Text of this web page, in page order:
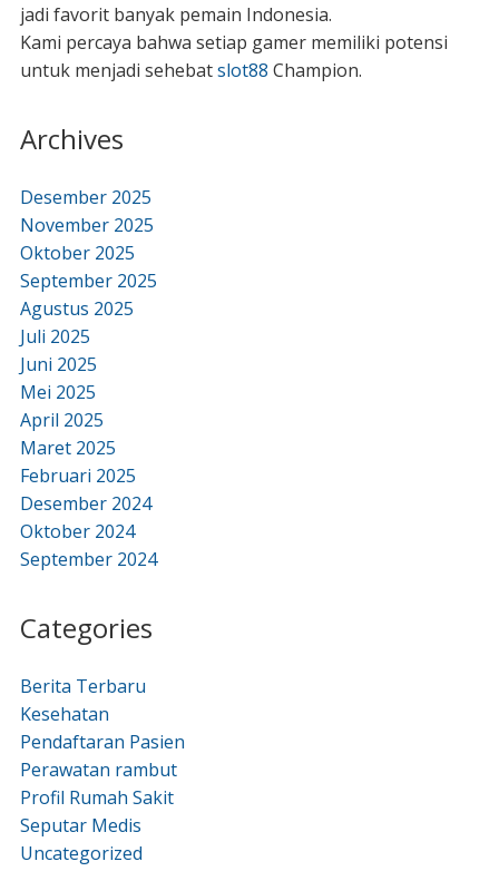
jadi favorit banyak pemain Indonesia.
Kami percaya bahwa setiap gamer memiliki potensi
untuk menjadi sehebatslot88 Champion.
Archives
Desember 2025
November 2025
Oktober 2025
September 2025
Agustus 2025
Juli 2025
Juni 2025
Mei 2025
April 2025
Maret 2025
Februari 2025
Desember 2024
Oktober 2024
September 2024
Categories
Berita Terbaru
Kesehatan
Pendaftaran Pasien
Perawatan rambut
Profil Rumah Sakit
Seputar Medis
Uncategorized